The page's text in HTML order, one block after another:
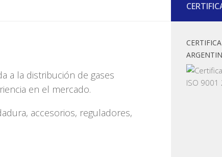
a la distribución de gases
en el mercado.
accesorios, reguladores,